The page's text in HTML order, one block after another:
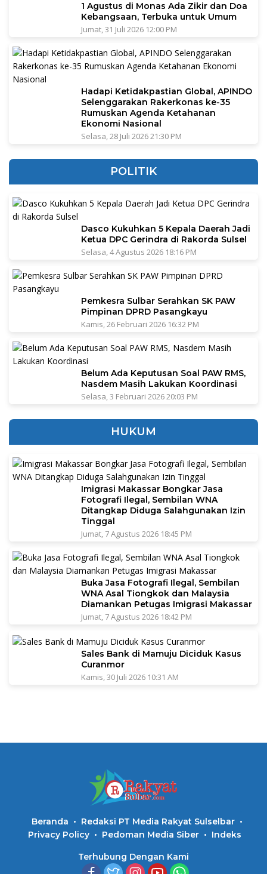
1 Agustus di Monas Ada Zikir dan Doa
Kebangsaan, Terbuka untuk Umum
Jumat, 31 Juli 2026 12:00 PM
Hadapi Ketidakpastian Global, APINDO
Selenggarakan Rakerkonas ke-35
Rumuskan Agenda Ketahanan
Ekonomi Nasional
Selasa, 28 Juli 2026 21:30 PM
POLITIK
Dasco Kukuhkan 5 Kepala Daerah Jadi
Ketua DPC Gerindra di Rakorda Sulsel
Selasa, 4 Agustus 2026 18:16 PM
Pemkesra Sulbar Serahkan SK PAW
Pimpinan DPRD Pasangkayu
Kamis, 26 Februari 2026 16:32 PM
Belum Ada Keputusan Soal PAW RMS,
Nasdem Masih Lakukan Koordinasi
Selasa, 3 Februari 2026 20:03 PM
HUKUM
Imigrasi Makassar Bongkar Jasa
Fotografi Ilegal, Sembilan WNA
Ditangkap Diduga Salahgunakan Izin
Tinggal
Jumat, 7 Agustus 2026 18:45 PM
Buka Jasa Fotografi Ilegal, Sembilan
WNA Asal Tiongkok dan Malaysia
Diamankan Petugas Imigrasi Makassar
Jumat, 7 Agustus 2026 18:42 PM
Sales Bank di Mamuju Diciduk Kasus
Curanmor
Kamis, 30 Juli 2026 10:31 AM
Beranda
Redaksi PT Media Rakyat Sulselbar
Privacy Policy
Pedoman Media Siber Indeks
Terhubung Dengan Kami